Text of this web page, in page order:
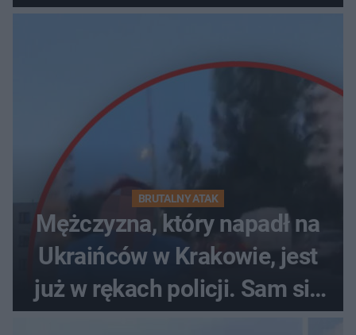
pościelą
BRUTALNY ATAK
Mężczyzna, który napadł na
Ukraińców w Krakowie, jest
już w rękach policji. Sam się